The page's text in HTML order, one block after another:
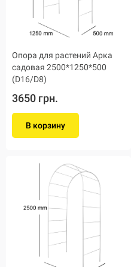
Опора для растений Арка
садовая 2500*1250*500
(D16/D8)
3650 грн.
В корзину